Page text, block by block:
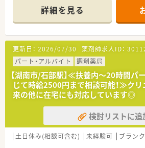
す。最寄り駅から少し離れているため
す。
■門前診療所より眼科, 皮膚科, 小児科
心に、1日あたり40枚から50枚ほど応
■薬剤師複数体制で安心の環境！即日
たします。
■滋賀県に3店舗展開している地域密着
療に不可欠な役割を担っています。
詳細を見る
更新日： 2026/07/30 薬剤師求人ID：
パート・アルバイト
調剤薬局
【湖南市/石部駅】≪扶養内～20時間パ
じて時給2500円まで相談可能！≫クリ
来の他に在宅にも対応しています◎
検討リストに追
土日休み(相談可含む) 未経験可 ブラン